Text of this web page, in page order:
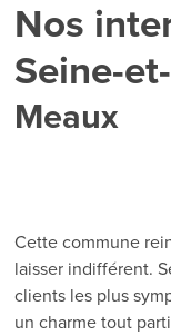
Nos
Seine-
Meaux
Cette commune
laisser indifférent.
clients les plus
un charme tout